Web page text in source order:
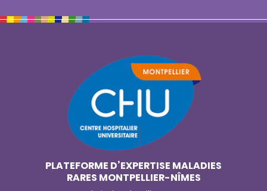
PLATEFORME D’EXPERTISE MALADIES
RARES MONTPELLIER-NÎMES